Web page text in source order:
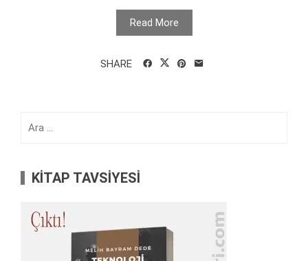
Read More
SHARE
KİTAP TAVSİYESİ